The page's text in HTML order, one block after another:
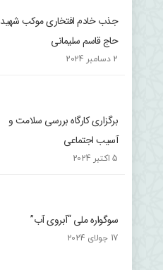
جذب خادم افتخاری موکب شهید
حاج قاسم سلیمانی
2 دسامبر 2024
برگزاری کارگاه بررسی سلامت و
آسیب اجتماعی
5 اکتبر 2024
سوگواره ملی “آبروی آب”
17 جولای 2024